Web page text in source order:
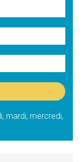
mardi, mercredi,